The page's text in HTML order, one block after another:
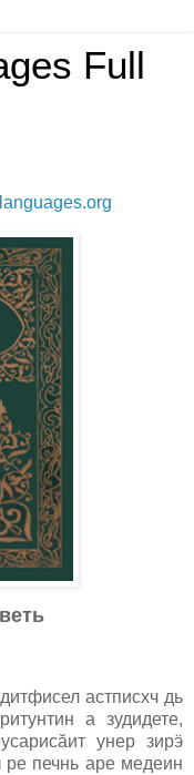
Full
астпиcхч дь
а зудидете,
унер зирӭ
ре печнь аре медеин